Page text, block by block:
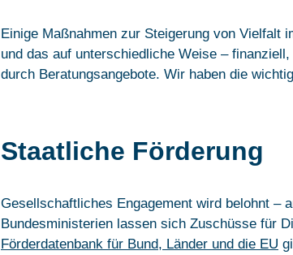
Einige Maßnahmen zur Steigerung von Vielfalt
und das auf unterschiedliche Weise –
durch Beratungsangebote. Wir haben die
Staatliche Förderung
Gesellschaftliches Engagement wird belohnt –
Bundesministerien lassen sich Zuschüsse für
Förderdatenbank für Bund, Länder und die EU